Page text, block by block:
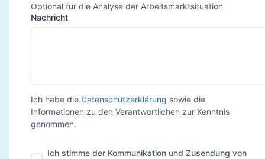
Optional für die Analyse der Arbeitsmarktsituation
Nachricht
Ich habe die Datenschutzerklärung sowie die
Informationen zu den Verantwortlichen zur Kenntnis
genommen.
Ich stimme der Kommunikation und Zusendung von